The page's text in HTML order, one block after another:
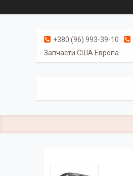
+380 (96) 993-39-10
Запчасти США Европа